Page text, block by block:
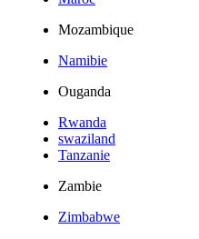
Mozambique
Namibie
Ouganda
Rwanda
swaziland
Tanzanie
Zambie
Zimbabwe